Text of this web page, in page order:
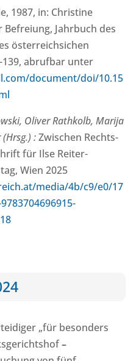
1987, in: Christine
Befreiung, Jahrbuch des
österreichsichen
139, abrufbar unter
document/doi/10.15
Oliver Rathkolb, Marija
(Hrsg.) :Zwischen Rechts-
für Ilse Reiter-
Wien 2025
media/4b/c9/e0/17
„für besonders
–